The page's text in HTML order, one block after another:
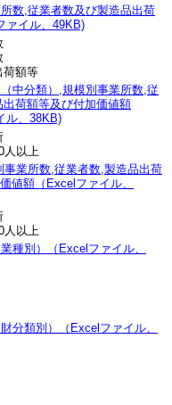
数,従業者数及び製造品出荷
ァイル、49KB)
荷額等
中分類）,規模別事業所数,従
荷額等及び付加価値額
ル、38KB)
人以上
事業所数,従業者数,製造品出荷
値額（Excelファイル、
人以上
種別）（Excelファイル、
分類別）（Excelファイル、